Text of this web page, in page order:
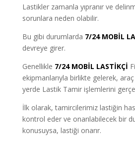
Lastikler zamanla yıpranır ve
sorunlara neden olabilir.
Bu gibi durumlarda 7/24 MOBİL
devreye girer.
Genellikle 7/24 MOBİL LASTİKÇİ
ekipmanlarıyla birlikte gelerek,
yerde Lastik Tamir işlemlerini
İlk olarak, tamircilerimiz lastiğin
kontrol eder ve onarılabilecek bir
konusuysa, lastiği onarır.